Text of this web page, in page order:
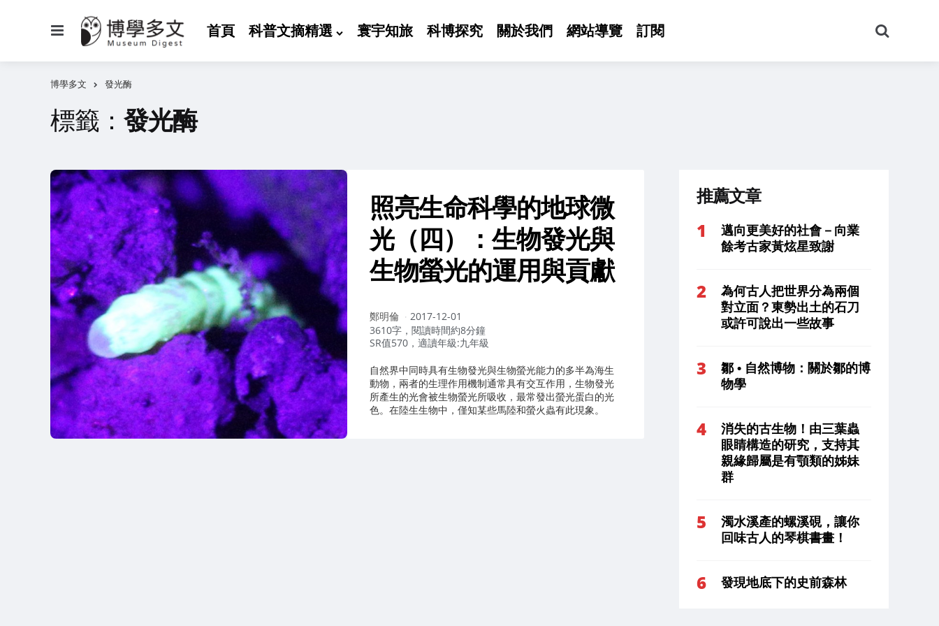
首頁 科普文摘精選 寰宇知旅 科博探究 關於我們 網站導覽 訂閱
尋
博學多文 發光酶
標籤： 發光酶
照亮生命科學的地球微
光（四）：生物發光與
生物螢光的運用與貢獻
作
者：
鄭明倫
2017-12-01
3610字，閱讀時間約8分鐘
SR值570，適讀年級:九年級
自然界中同時具有生物發光與生物螢光能力的多半為海生
動物，兩者的生理作用機制通常具有交互作用，生物發光
所產生的光會被生物螢光所吸收，最常發出螢光蛋白的光
色。在陸生生物中，僅知某些馬陸和螢火蟲有此現象。
推薦文章
邁向更美好的社會－向業
餘考古家黃炫星致謝
為何古人把世界分為兩個
對立面？東勢出土的石刀
或許可說出一些故事
鄒 • 自然博物：關於鄒的博
物學
消失的古生物！由三葉蟲
眼睛構造的研究，支持其
親緣歸屬是有顎類的姊妹
群
濁水溪產的螺溪硯，讓你
回味古人的琴棋書畫！
發現地底下的史前森林